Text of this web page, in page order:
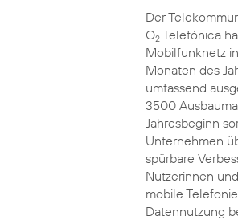
Der
O2Telefónica
Mobilfunknetz
Monaten des
umfassend
3500
Jahresbeginn
Unternehmen
spürbare
Nutzerinnen
mobile
Datennutzung